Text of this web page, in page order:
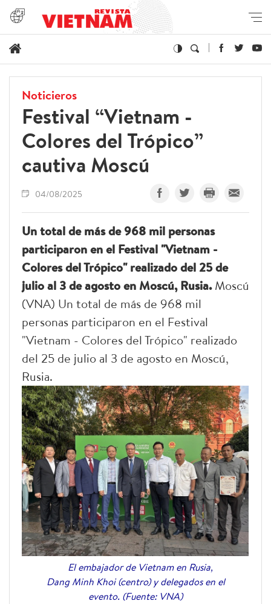
Noticieros
Festival “Vietnam -
Colores del Trópico”
cautiva Moscú
04/08/2025
Un total de más de 968 mil personas
participaron en el Festival "Vietnam -
Colores del Trópico" realizado del 25 de
julio al 3 de agosto en Moscú, Rusia. Moscú
(VNA) Un total de más de 968 mil
personas participaron en el Festival
"Vietnam - Colores del Trópico" realizado
del 25 de julio al 3 de agosto en Moscú,
Rusia.
El embajador de Vietnam en Rusia,
Dang Minh Khoi (centro) y delegados en el
evento. (Fuente: VNA)